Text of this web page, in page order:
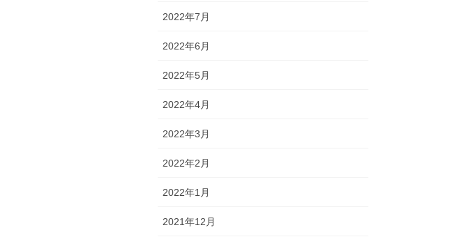
2022年7月
2022年6月
2022年5月
2022年4月
2022年3月
2022年2月
2022年1月
2021年12月